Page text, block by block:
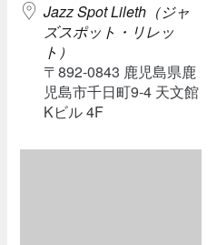
Jazz Spot Lileth（ジャ
ズスポット・リレッ
ト）
〒892-0843 鹿児島県鹿
児島市千日町9-4 天文館
Kビル 4F